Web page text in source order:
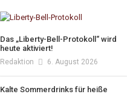
Das „Liberty-Bell-Protokoll“ wird
heute aktiviert!
Redaktion 6. August 2026
Kalte Sommerdrinks für heiße